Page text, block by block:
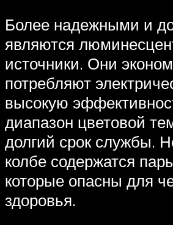
Более надежными и
являются
источники. Они
потребляют
высокую
диапазон цветовой
долгий срок службы.
колбе содержатся
которые опасны для
здоровья.